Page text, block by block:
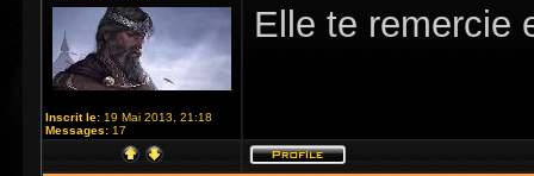
Inscrit le: 19 Mai 2013, 21:18
Messages: 17
Elle te remercie